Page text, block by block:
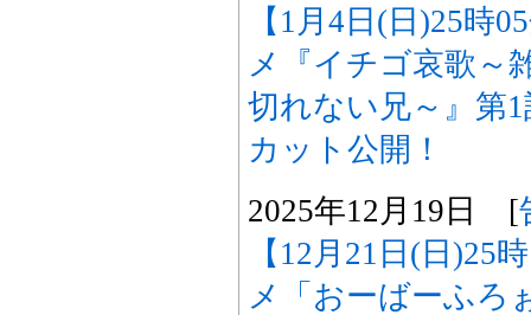
【1月4日(日)25時
メ『イチゴ哀歌～
切れない兄～』第
カット公開！
2025年12月19日 [
【12月21日(日)25
メ「おーばーふろ